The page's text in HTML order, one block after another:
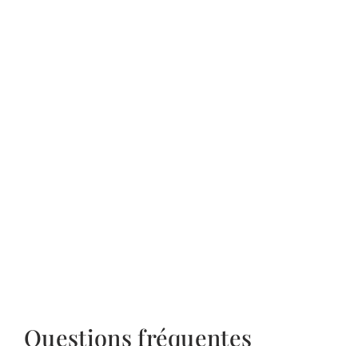
Questions fréquentes